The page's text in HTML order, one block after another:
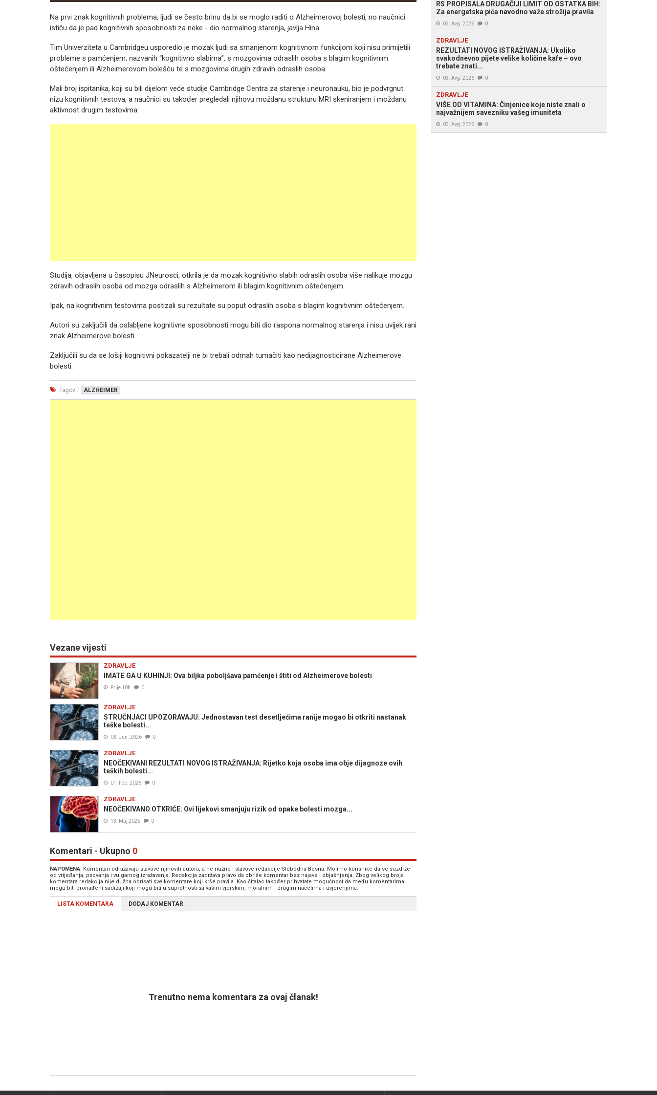
Na prvi znak kognitivnih problema, ljudi se često brinu da bi se moglo raditi o Alzheimerovoj bolesti, no naučnici
ističu da je pad kognitivnih sposobnosti za neke - dio normalnog starenja, javlja Hina.
Tim Univerziteta u Cambridgeu usporedio je mozak ljudi sa smanjenom kognitivnom funkcijom koji nisu primijetili
probleme s pamćenjem, nazvanih “kognitivno slabima”, s mozgovima odraslih osoba s blagim kognitivnim
oštećenjem ili Alzheimerovom bolešću te s mozgovima drugih zdravih odraslih osoba.
Mali broj ispitanika, koji su bili dijelom veće studije Cambridge Centra za starenje i neuronauku, bio je podvrgnut
nizu kognitivnih testova, a naučnici su također pregledali njihovu moždanu strukturu MRI skeniranjem i moždanu
aktivnost drugim testovima.
Studija, objavljena u časopisu JNeurosci, otkrila je da mozak kognitivno slabih odraslih osoba više nalikuje mozgu
zdravih odraslih osoba od mozga odraslih s Alzheimerom ili blagim kognitivnim oštećenjem.
Ipak, na kognitivnim testovima postizali su rezultate su poput odraslih osoba s blagim kognitivnim oštećenjem.
Autori su zaključili da oslabljene kognitivne sposobnosti mogu biti dio raspona normalnog starenja i nisu uvijek rani
znak Alzheimerove bolesti.
Zaključili su da se lošiji kognitivni pokazatelji ne bi trebali odmah tumačiti kao nedijagnosticirane Alzheimerove
bolesti.
Tagovi: ALZHEIMER
Vezane vijesti
ZDRAVLJE
IMATE GA U KUHINJI: Ova biljka poboljšava pamćenje i štiti od Alzheimerove bolesti
Prije 10h 0
ZDRAVLJE
STRUČNJACI UPOZORAVAJU: Jednostavan test desetljećima ranije mogao bi otkriti nastanak
teške bolesti...
03. Jun. 2026 0
ZDRAVLJE
NEOČEKIVANI REZULTATI NOVOG ISTRAŽIVANJA: Rijetko koja osoba ima obje dijagnoze ovih
teških bolesti...
01. Feb. 2026 0
ZDRAVLJE
NEOČEKIVANO OTKRIĆE: Ovi lijekovi smanjuju rizik od opake bolesti mozga...
13. Maj 2025 0
Komentari - Ukupno 0
NAPOMENA: Komentari odražavaju stavove njihovih autora, a ne nužno i stavove redakcije Slobodna Bosna. Molimo korisnike da se suzdrže
od vrijeđanja, psovanja i vulgarnog izražavanja. Redakcija zadržava pravo da obriše komentar bez najave i objašnjenja. Zbog velikog broja
komentara redakcija nije dužna obrisati sve komentare koji krše pravila. Kao čitalac također prihvatate mogućnost da među komentarima
mogu biti pronađeni sadržaji koji mogu biti u suprotnosti sa vašim vjerskim, moralnim i drugim načelima i uvjerenjima.
LISTA KOMENTARA DODAJ KOMENTAR
Trenutno nema komentara za ovaj članak!
RS PROPISALA DRUGAČIJI LIMIT OD OSTATKA BIH:
Za energetska pića navodno važe strožija pravila
03. Avg. 2026 0
ZDRAVLJE
REZULTATI NOVOG ISTRAŽIVANJA: Ukoliko
svakodnevno pijete velike količine kafe – ovo
trebate znati...
03. Avg. 2026 0
ZDRAVLJE
VIŠE OD VITAMINA: Činjenice koje niste znali o
najvažnijem savezniku vašeg imuniteta
03. Avg. 2026 0